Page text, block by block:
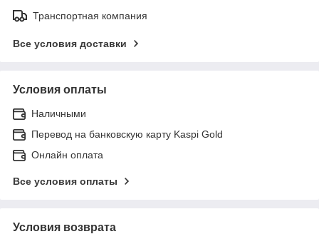
Транспортная компания
Все условия доставки
Условия оплаты
Наличными
Перевод на банковскую карту Kaspi Gold
Онлайн оплата
Все условия оплаты
Условия возврата